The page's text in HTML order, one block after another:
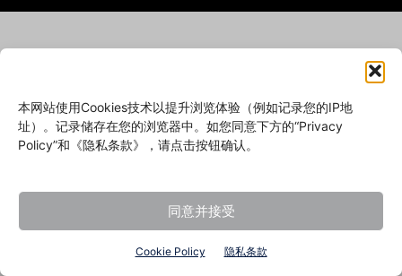
本网站使用Cookies技术以提升浏览体验（例如记录您的IP地
址）。记录储存在您的浏览器中。如您同意下方的“Privacy
Policy”和《隐私条款》，请点击按钮确认。
同意并接受
Cookie Policy 隐私条款